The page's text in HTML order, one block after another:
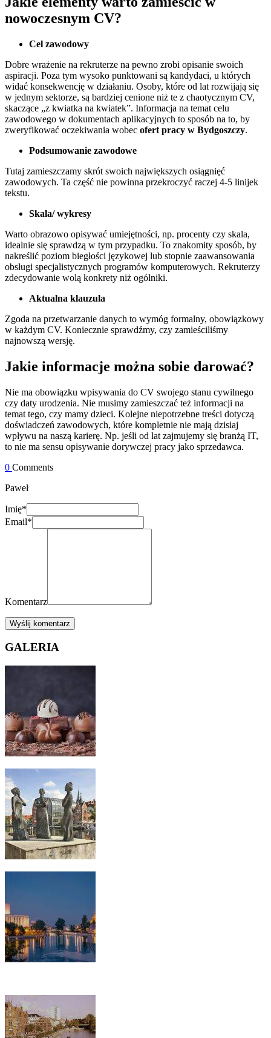
nowoczesnym CV?
Cel zawodowy
Dobre wrażenie na rekruterze na pewno zrobi opisanie swoich
aspiracji. Poza tym wysoko punktowani są kandydaci, u których
widać konsekwencję w działaniu. Osoby, które od lat rozwijają się
w jednym sektorze, są bardziej cenione niż te z chaotycznym CV,
skaczące „z kwiatka na kwiatek”. Informacja na temat celu
zawodowego w dokumentach aplikacyjnych to sposób na to, by
zweryfikować oczekiwania wobec ofert pracy w Bydgoszczy.
Podsumowanie zawodowe
Tutaj zamieszczamy skrót swoich największych osiągnięć
zawodowych. Ta część nie powinna przekroczyć raczej 4-5 linijek
tekstu.
Skala/ wykresy
Warto obrazowo opisywać umiejętności, np. procenty czy skala,
idealnie się sprawdzą w tym przypadku. To znakomity sposób, by
nakreślić poziom biegłości językowej lub stopnie zaawansowania
obsługi specjalistycznych programów komputerowych. Rekruterzy
zdecydowanie wolą konkrety niż ogólniki.
Aktualna klauzula
Zgoda na przetwarzanie danych to wymóg formalny, obowiązkowy
w każdym CV. Koniecznie sprawdźmy, czy zamieściliśmy
najnowszą wersję.
Jakie informacje można sobie darować?
Nie ma obowiązku wpisywania do CV swojego stanu cywilnego
czy daty urodzenia. Nie musimy zamieszczać też informacji na
temat tego, czy mamy dzieci. Kolejne niepotrzebne treści dotyczą
doświadczeń zawodowych, które kompletnie nie mają dzisiaj
wpływu na naszą karierę. Np. jeśli od lat zajmujemy się branżą IT,
to nie ma sensu opisywanie dorywczej pracy jako sprzedawca.
0 Comments
Paweł
Imię*
Email*
Komentarz
Wyślij komentarz
GALERIA